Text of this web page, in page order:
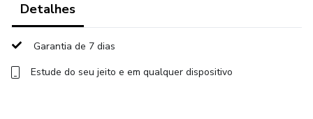
Detalhes
Garantia de 7 dias
Estude do seu jeito e em qualquer dispositivo